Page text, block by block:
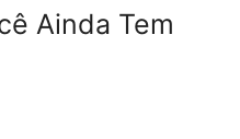
Ainda Tem